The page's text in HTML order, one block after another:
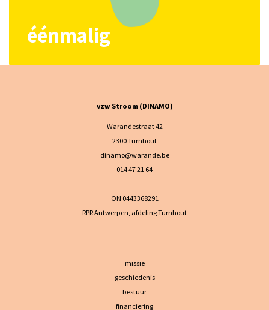
éénmalig
vzw Stroom (DINAMO)
Warandestraat 42
2300 Turnhout
dinamo@warande.be
014 47 21 64
ON 0443368291
RPR Antwerpen, afdeling Turnhout
missie
geschiedenis
bestuur
financiering